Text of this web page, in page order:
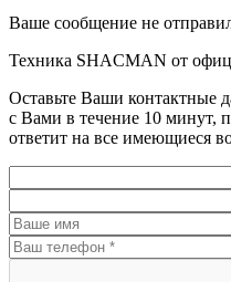
Ваше сообщение не
Техника SHACMAN от
Оставьте Ваши контактные
с Вами в течение 10 минут,
ответит на все имеющиеся